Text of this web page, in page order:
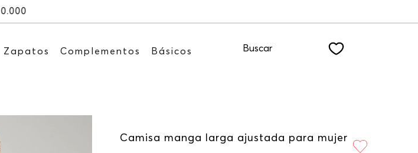
Recibe: 15%OFF suscribiéndote a nuestro NEWSLETTER
Zapatos Complementos Básicos Buscar
Camisa manga larga ajustada para mujer